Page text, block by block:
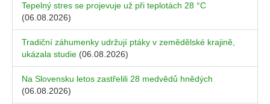
Tepelný stres se projevuje už při teplotách 28 °C
(06.08.2026)
Tradiční záhumenky udržují ptáky v zemědělské krajině,
ukázala studie (06.08.2026)
Na Slovensku letos zastřelili 28 medvědů hnědých
(06.08.2026)